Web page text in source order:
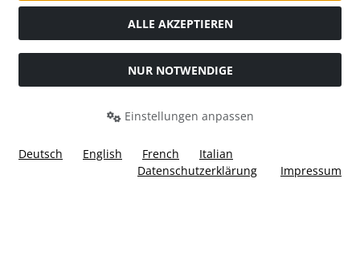
Widerrufsformular
ALLE AKZEPTIEREN
NUR NOTWENDIGE
Einstellungen anpassen
Deutsch English French
Italian
Datenschutzerklärung
Impressum